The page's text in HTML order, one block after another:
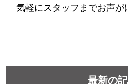
気軽にスタッフまでお声が
最新の